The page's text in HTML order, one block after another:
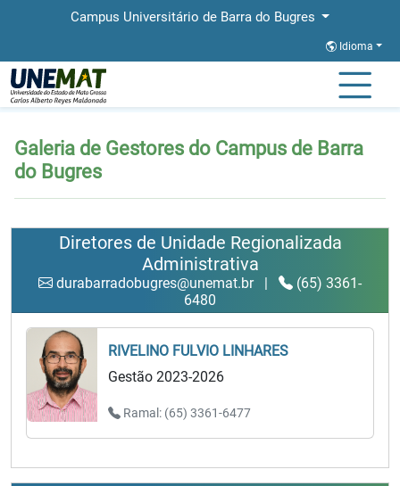
Campus Universitário de Barra do Bugres
Idioma
Página Inicial Galeria de Gestores do Campus de Barra do Bugres
Galeria de Gestores do Campus de Barra
do Bugres
Diretores de Unidade Regionalizada
Administrativa
durabarradobugres@unemat.br |
(65) 3361-
6480
RIVELINO FULVIO LINHARES
Gestão 2023-2026
Ramal: (65) 3361-6477